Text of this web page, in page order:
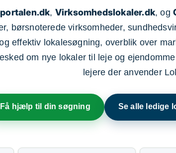
, Virksomhedslokaler.dk, og
børsnoterede virksomheder,
effektiv lokalesøgning, overblik over
om nye lokaler til leje og
lejere der anvender
Få hjælp til din søgning Se alle ledige